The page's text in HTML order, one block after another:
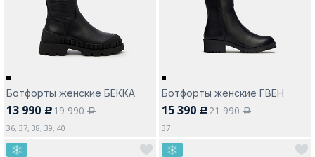
Ботфорты женские БЕККА
13 990 c19 990a
36, 37, 38, 39, 40
Ботфорты женские ГВЕН
15 390 c21 990a
37